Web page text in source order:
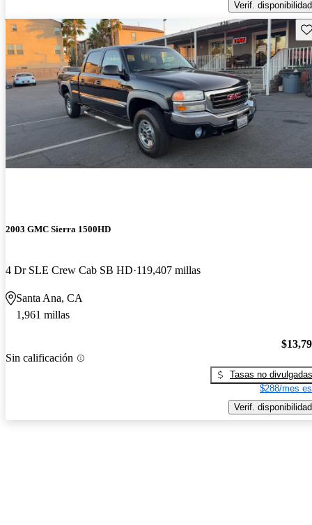
Verif. disponibilidad
2003 GMC Sierra 1500HD
4 Dr SLE Crew Cab SB HD 119,407 millas
Santa Ana, CA
1,961 millas
Sin calificación
Tasas no divulgadas
$288/mes
Verif. disponibilidad